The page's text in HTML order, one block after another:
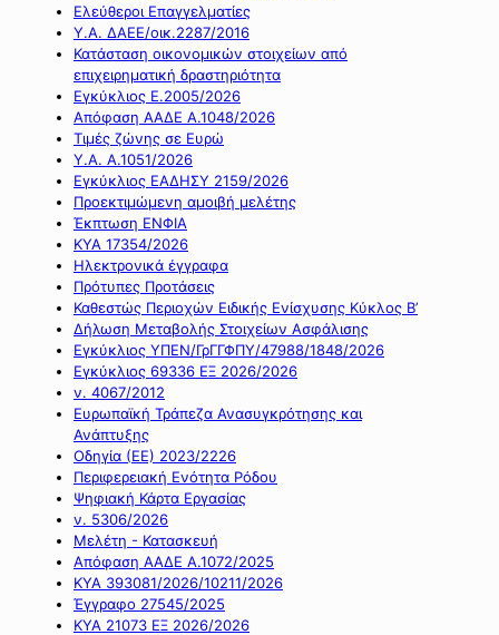
Ελεύθεροι Επαγγελματίες
Υ.Α. ΔΑΕΕ/οικ.2287/2016
Κατάσταση οικονομικών στοιχείων από
επιχειρηματική δραστηριότητα
Εγκύκλιος Ε.2005/2026
Απόφαση ΑΑΔΕ Α.1048/2026
Τιμές ζώνης σε Ευρώ
Υ.Α. Α.1051/2026
Εγκύκλιος ΕΑΔΗΣΥ 2159/2026
Προεκτιμώμενη αμοιβή μελέτης
Έκπτωση ΕΝΦΙΑ
ΚΥΑ 17354/2026
Ηλεκτρονικά έγγραφα
Πρότυπες Προτάσεις
Καθεστώς Περιοχών Ειδικής Ενίσχυσης Κύκλος Β’
Δήλωση Μεταβολής Στοιχείων Ασφάλισης
Εγκύκλιος ΥΠΕΝ/ΓρΓΓΦΠΥ/47988/1848/2026
Εγκύκλιος 69336 ΕΞ 2026/2026
ν. 4067/2012
Ευρωπαϊκή Τράπεζα Ανασυγκρότησης και
Ανάπτυξης
Οδηγία (ΕΕ) 2023/2226
Περιφερειακή Ενότητα Ρόδου
Ψηφιακή Κάρτα Εργασίας
ν. 5306/2026
Μελέτη - Κατασκευή
Απόφαση ΑΑΔΕ Α.1072/2025
ΚΥΑ 393081/2026/10211/2026
Έγγραφο 27545/2025
ΚΥΑ 21073 ΕΞ 2026/2026